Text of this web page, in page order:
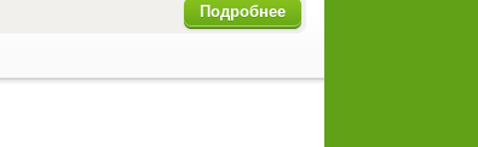
Подробнее